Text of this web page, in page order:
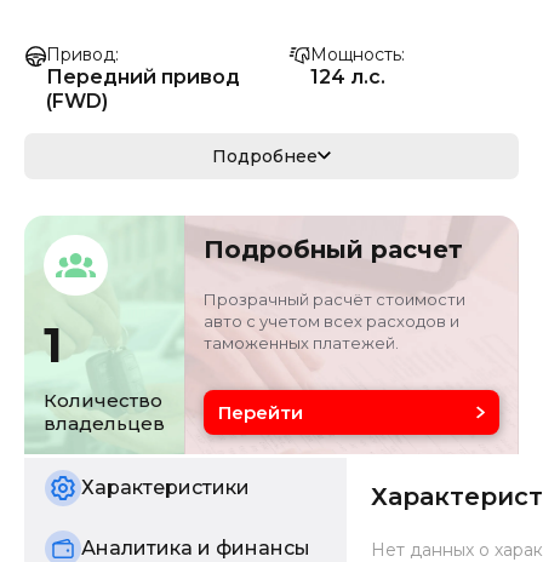
Привод
Передний привод
(FWD)
Мощность
124 л.с.
91 кВ
Кузов
кроссовер/
внедорожник
LVHRV3858R50007
Объём двигателя
1.5 л
Цвет
Состояние
б/у
Подробнее
1
Количество
владельцев
Подробный расчет
Прозрачный расчёт стоимости
авто с учетом всех расходов и
таможенных платежей.
Перейти
Характеристики
Аналитика и финансы Нет данных о